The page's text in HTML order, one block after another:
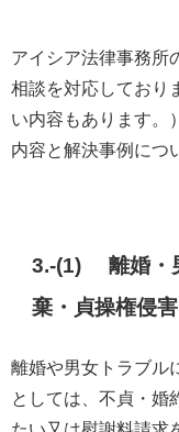
アイシア法律事務所
相談を対応しており
い内容もあります。
内容と解決事例につ
3.-(1) 離婚・
棄・貞操権侵害
離婚や男女トラブル
としては、不貞・婚
たい又は慰謝料請求